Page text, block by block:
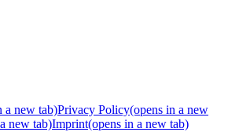
a new tab)Privacy Policy(opens in a new
new tab)Imprint(opens in a new tab)